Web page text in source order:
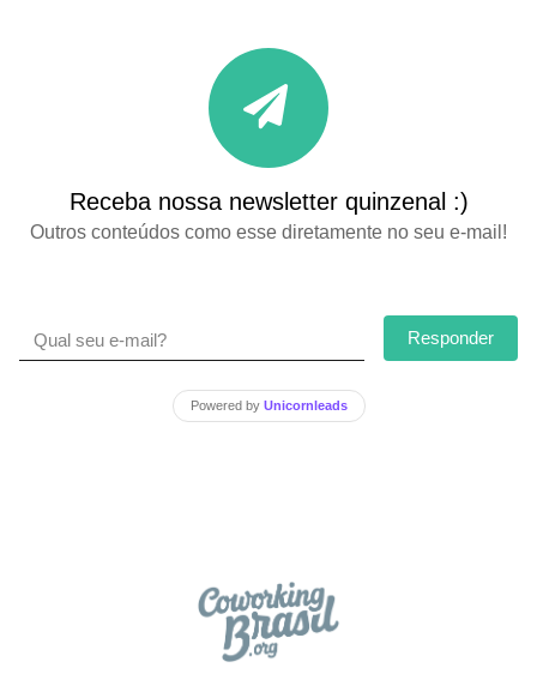
Receba nossa newsletter quinzenal :)
Outros conteúdos como esse diretamente no seu e-mail!
Responder
Powered by Unicornleads